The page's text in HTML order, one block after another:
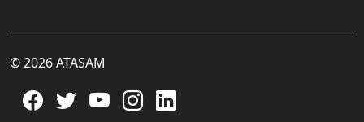
© 2026 ATASAM